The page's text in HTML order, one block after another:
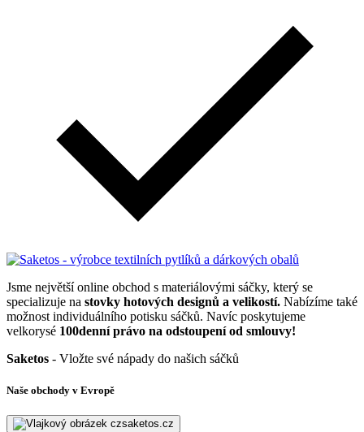
Jsme největší online obchod s materiálovými sáčky, který se
specializuje na stovky hotových designů a velikostí. Nabízíme také
možnost individuálního potisku sáčků. Navíc poskytujeme
velkorysé 100denní právo na odstoupení od smlouvy!
Saketos - Vložte své nápady do našich sáčků
Naše obchody v Evropě
saketos.cz